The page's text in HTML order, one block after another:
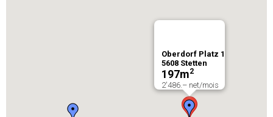
Oberdorf Platz 1
5608 Stetten
197m2
2'486.– net/mois